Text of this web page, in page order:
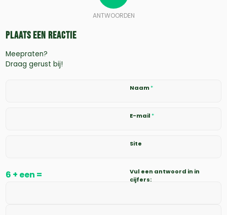
ANTWOORDEN
Plaats een Reactie
Meepraten?
Draag gerust bij!
Naam*
E-mail*
Site
Vul een antwoord in in
cijfers:
6 + een =